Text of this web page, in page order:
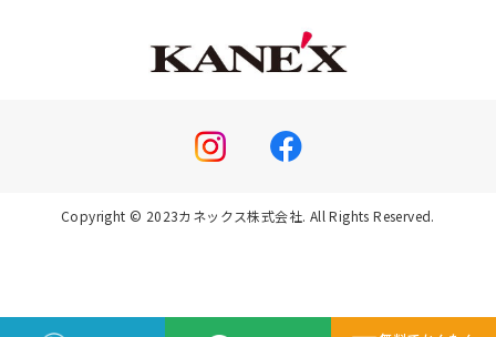
Copyright © 2023カネックス株式会社. All Rights Reserved.